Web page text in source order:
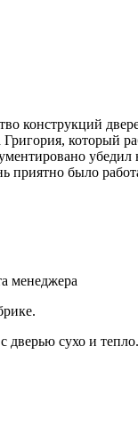
конструкций
который
приятно было
менеджера
сухо и